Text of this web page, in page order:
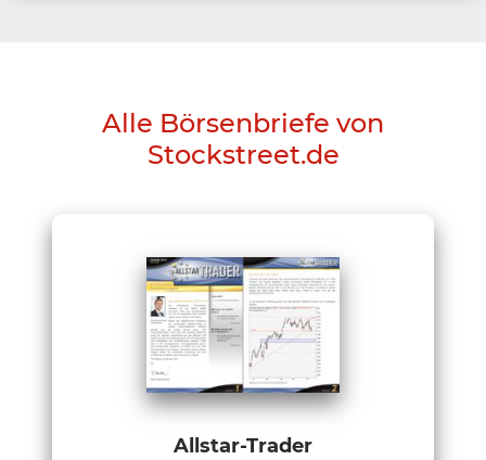
Alle Börsenbriefe von
Stockstreet.de
Allstar-Trader